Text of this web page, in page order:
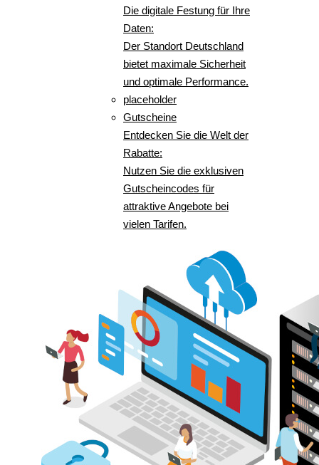
Die digitale Festung für Ihre
Daten:
Der Standort Deutschland
bietet maximale Sicherheit
und optimale Performance.
placeholder
Gutscheine
Entdecken Sie die Welt der
Rabatte:
Nutzen Sie die exklusiven
Gutscheincodes für
attraktive Angebote bei
vielen Tarifen.